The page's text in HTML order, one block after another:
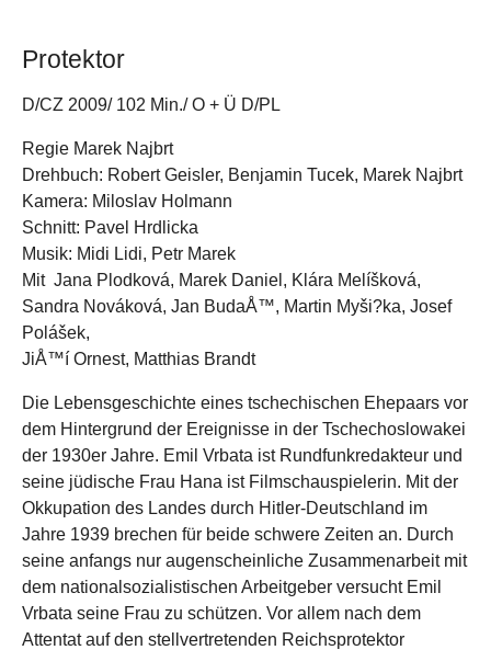
Protektor
D/CZ 2009/ 102 Min./ O + Ü D/PL
Regie Marek Najbrt
Drehbuch: Robert Geisler, Benjamin Tucek, Marek Najbrt
Kamera: Miloslav Holmann
Schnitt: Pavel Hrdlicka
Musik: Midi Lidi, Petr Marek
Mit Jana Plodková, Marek Daniel, Klára Melí­šková,
Sandra Nováková, Jan BudaÅ™, Martin Myši?ka, Josef
Polášek,
JiÅ™í­ Ornest, Matthias Brandt
Die Lebensgeschichte eines tschechischen Ehepaars vor
dem Hintergrund der Ereignisse in der Tschechoslowakei
der 1930er Jahre. Emil Vrbata ist Rundfunkredakteur und
seine jüdische Frau Hana ist Filmschauspielerin. Mit der
Okkupation des Landes durch Hitler-Deutschland im
Jahre 1939 brechen für beide schwere Zeiten an. Durch
seine anfangs nur augenscheinliche Zusammenarbeit mit
dem nationalsozialistischen Arbeitgeber versucht Emil
Vrbata seine Frau zu schützen. Vor allem nach dem
Attentat auf den stellvertretenden Reichsprotektor